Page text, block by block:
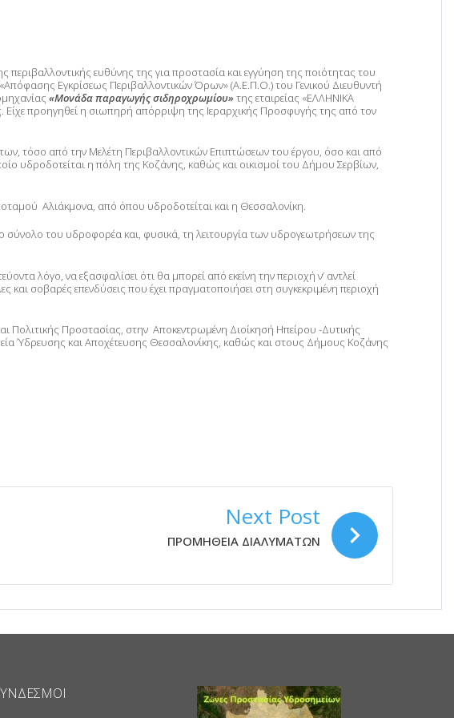
ευθύνης της για προστασία και εγγύηση της ποιότητας του
Εγκρίσεως Περιβαλλοντικών Όρων» (Α.Ε.Π.Ο.) του Γενικού Διευθυντή
«Μονάδα παραγωγής σιδηροχρωμίου» της εταιρείας «ΕΛΛΗΝΙΚΑ
προηγηθεί η σιωπηρή απόρριψη της Ιεραρχικής Προσφυγής της από τον
τόσο από την Μελέτη Περιβαλλοντικών Επιπτώσεων του έργου, όσο και από
υδροδοτείται η πόλη της Κοζάνης, καθώς και οικισμοί του Δήμου Σερβίων,
Αλιάκμονα, από όπου υδροδοτείται και η Θεσσαλονίκη.
σύνολο του υδροφορέα και, φυσικά, τη λειτουργία των υδρογεωτρήσεων της
λόγο, να εξασφαλίσει ότι θα μπορεί από εκείνη την περιοχή ν’ αντλεί
και σοβαρές επενδύσεις που έχει πραγματοποιήσει στη συγκεκριμένη περιοχή
Πολιτικής Προστασίας, στην Αποκεντρωμένη Διοίκησή Ηπείρου -Δυτικής
Ύδρευσης και Αποχέτευσης Θεσσαλονίκης, καθώς και στους Δήμους Κοζάνης
Next Post
ΠΡΟΜΗΘΕΙΑ ΔΙΑΛΥΜΑΤΩΝ